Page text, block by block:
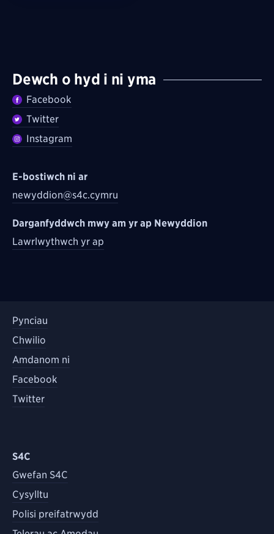
Dewch o hyd i ni yma
Facebook
Twitter
Instagram
E-bostiwch ni ar
newyddion@s4c.cymru
Darganfyddwch mwy am yr ap Newyddion
Lawrlwythwch yr ap
Pynciau
Chwilio
Amdanom ni
Facebook
Twitter
S4C
Gwefan S4C
Cysylltu
Polisi preifatrwydd